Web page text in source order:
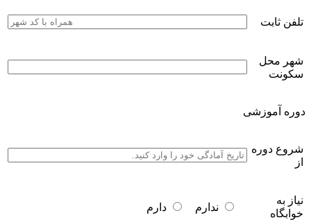
تلفن ثابت
شهر محل
سکونت
دوره آموزشی
شروع دوره
از
نیاز به
خوابگاه
ندارم دارم